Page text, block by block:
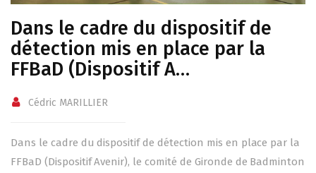
Dans le cadre du dispositif de
détection mis en place par la
FFBaD (Dispositif A…
Cédric MARILLIER
Dans le cadre du dispositif de détection mis en place par la
FFBaD (Dispositif Avenir), le comité de Gironde de Badminton